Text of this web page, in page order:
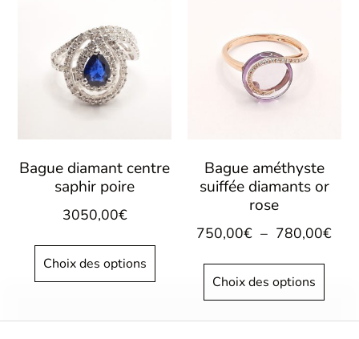
Bague diamant centre
saphir poire
3050,00€
Choix des options
Bague améthyste
suiffée diamants or
rose
750,00€ – 780,00€
Choix des options